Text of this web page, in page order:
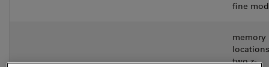
fine
memory
two z-